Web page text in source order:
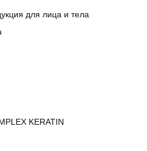
для лица и тела
KERATIN